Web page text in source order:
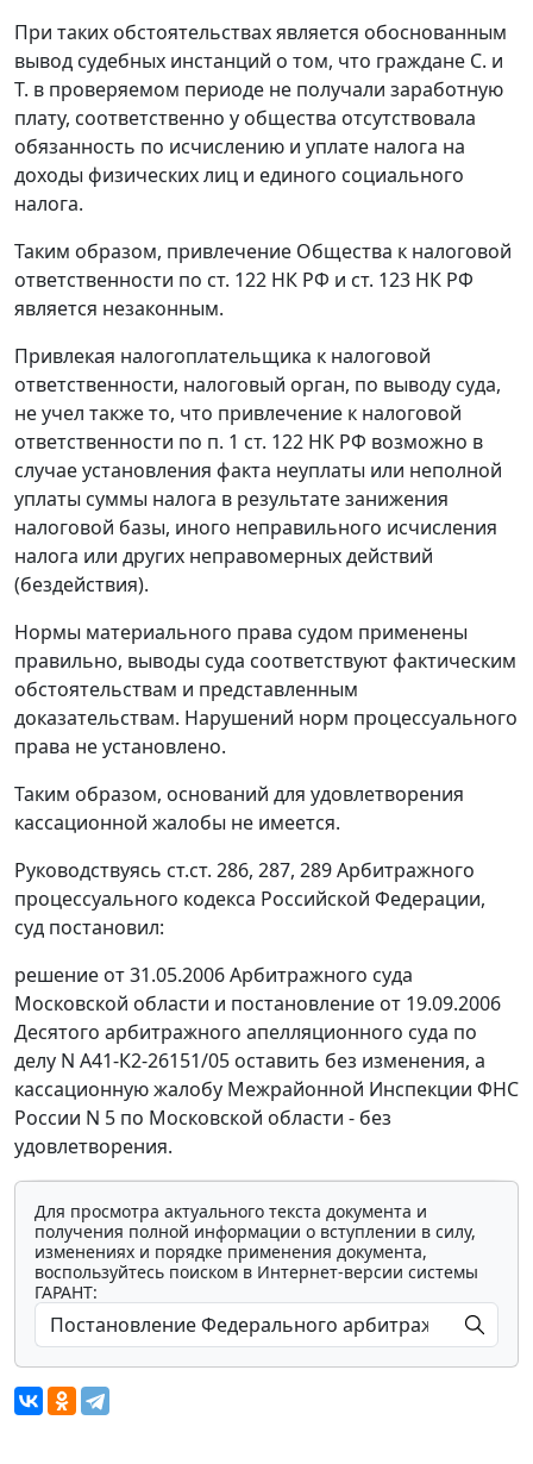
При таких обстоятельствах является обоснованным
вывод судебных инстанций о том, что граждане С. и
Т. в проверяемом периоде не получали заработную
плату, соответственно у общества отсутствовала
обязанность по исчислению и уплате налога на
доходы физических лиц и единого социального
налога.
Таким образом, привлечение Общества к налоговой
ответственности по ст. 122 НК РФ и ст. 123 НК РФ
является незаконным.
Привлекая налогоплательщика к налоговой
ответственности, налоговый орган, по выводу суда,
не учел также то, что привлечение к налоговой
ответственности по п. 1 ст. 122 НК РФ возможно в
случае установления факта неуплаты или неполной
уплаты суммы налога в результате занижения
налоговой базы, иного неправильного исчисления
налога или других неправомерных действий
(бездействия).
Нормы материального права судом применены
правильно, выводы суда соответствуют фактическим
обстоятельствам и представленным
доказательствам. Нарушений норм процессуального
права не установлено.
Таким образом, оснований для удовлетворения
кассационной жалобы не имеется.
Руководствуясь ст.ст. 286, 287, 289Арбитражного
процессуального кодекса Российской Федерации,
суд постановил:
решение от 31.05.2006 Арбитражного суда
Московской области и постановление от 19.09.2006
Десятого арбитражного апелляционного суда по
делу N А41-К2-26151/05 оставить без изменения, а
кассационную жалобу Межрайонной Инспекции ФНС
России N 5 по Московской области - без
удовлетворения.
Для просмотра актуального текста документа и
получения полной информации о вступлении в силу,
изменениях и порядке применения документа,
воспользуйтесь поиском в Интернет-версии системы
ГАРАНТ: